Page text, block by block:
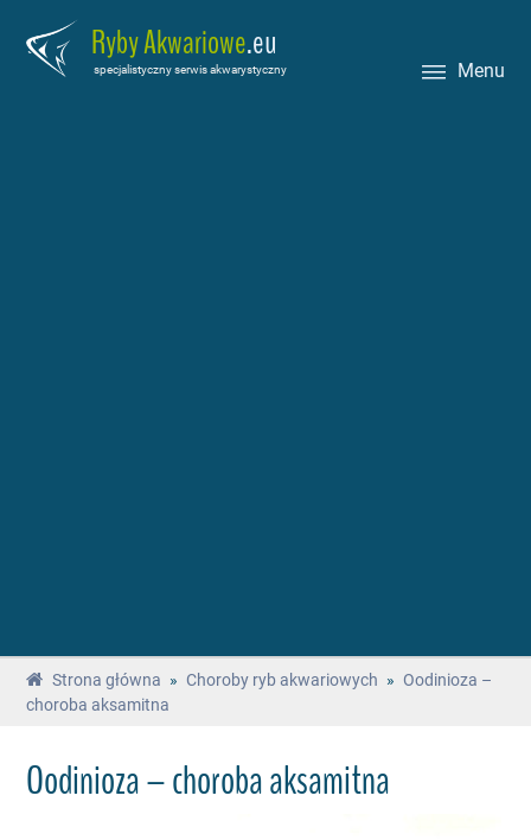
Ryby Akwariowe.eu
specjalistyczny serwis akwarystyczny Menu
Strona główna » Choroby ryb akwariowych » Oodinioza –
choroba aksamitna
Oodinioza – choroba aksamitna